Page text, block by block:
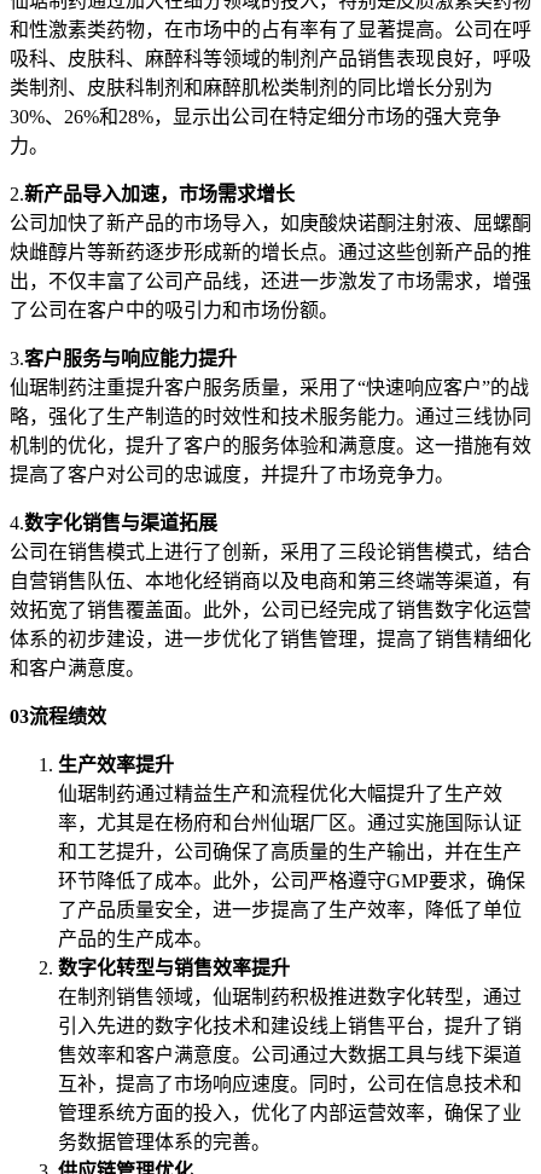
和性激素类药物，在市场中的占有率有了显著提高。公司在呼
吸科、皮肤科、麻醉科等领域的制剂产品销售表现良好，呼吸
类制剂、皮肤科制剂和麻醉肌松类制剂的同比增长分别为
30%、26%和28%，显示出公司在特定细分市场的强大竞争
力。
2.新产品导入加速，市场需求增长
公司加快了新产品的市场导入，如庚酸炔诺酮注射液、屈螺酮
炔雌醇片等新药逐步形成新的增长点。通过这些创新产品的推
出，不仅丰富了公司产品线，还进一步激发了市场需求，增强
了公司在客户中的吸引力和市场份额。
3.客户服务与响应能力提升
仙琚制药注重提升客户服务质量，采用了“快速响应客户”的战
略，强化了生产制造的时效性和技术服务能力。通过三线协同
机制的优化，提升了客户的服务体验和满意度。这一措施有效
提高了客户对公司的忠诚度，并提升了市场竞争力。
4.数字化销售与渠道拓展
公司在销售模式上进行了创新，采用了三段论销售模式，结合
自营销售队伍、本地化经销商以及电商和第三终端等渠道，有
效拓宽了销售覆盖面。此外，公司已经完成了销售数字化运营
体系的初步建设，进一步优化了销售管理，提高了销售精细化
和客户满意度。
03流程绩效
生产效率提升
仙琚制药通过精益生产和流程优化大幅提升了生产效
率，尤其是在杨府和台州仙琚厂区。通过实施国际认证
和工艺提升，公司确保了高质量的生产输出，并在生产
环节降低了成本。此外，公司严格遵守GMP要求，确保
了产品质量安全，进一步提高了生产效率，降低了单位
产品的生产成本。
数字化转型与销售效率提升
在制剂销售领域，仙琚制药积极推进数字化转型，通过
引入先进的数字化技术和建设线上销售平台，提升了销
售效率和客户满意度。公司通过大数据工具与线下渠道
互补，提高了市场响应速度。同时，公司在信息技术和
管理系统方面的投入，优化了内部运营效率，确保了业
务数据管理体系的完善。